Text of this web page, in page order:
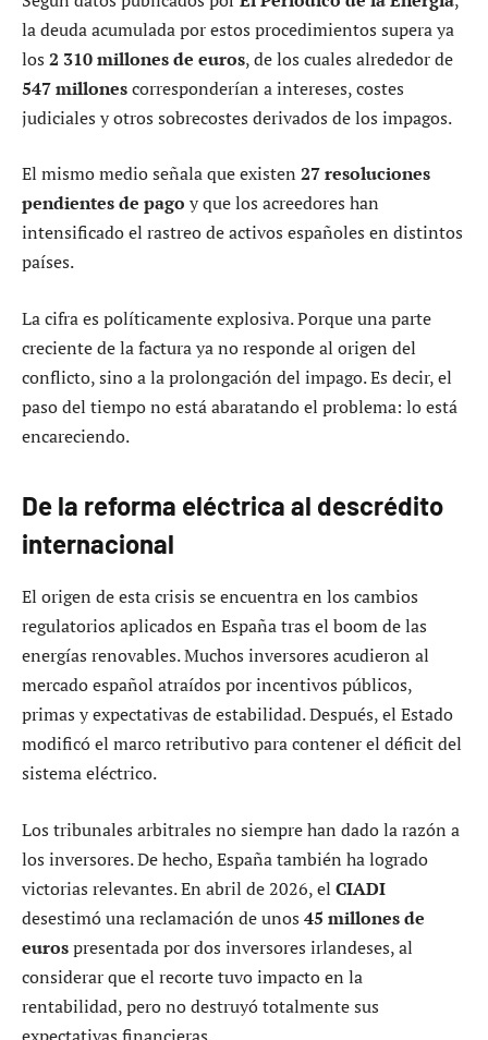
la deuda acumulada por estos procedimientos supera ya
los 2 310 millones de euros, de los cuales alrededor de
547 millonescorresponderían a intereses, costes
judiciales y otros sobrecostes derivados de los impagos.
El mismo medio señala que existen 27 resoluciones
pendientes de pago y que los acreedores han
intensificado el rastreo de activos españoles en distintos
países.
La cifra es políticamente explosiva. Porque una parte
creciente de la factura ya no responde al origen del
conflicto, sino a la prolongación del impago. Es decir, el
paso del tiempo no está abaratando el problema: lo está
encareciendo.
De la reforma eléctrica al descrédito
internacional
El origen de esta crisis se encuentra en los cambios
regulatorios aplicados en España tras el boom de las
energías renovables. Muchos inversores acudieron al
mercado español atraídos por incentivos públicos,
primas y expectativas de estabilidad. Después, el Estado
modificó el marco retributivo para contener el déficit del
sistema eléctrico.
Los tribunales arbitrales no siempre han dado la razón a
los inversores. De hecho, España también ha logrado
victorias relevantes. En abril de 2026, el CIADI
desestimó una reclamación de unos 45 millones de
eurospresentada por dos inversores irlandeses, al
considerar que el recorte tuvo impacto en la
rentabilidad, pero no destruyó totalmente sus
expectativas financieras.